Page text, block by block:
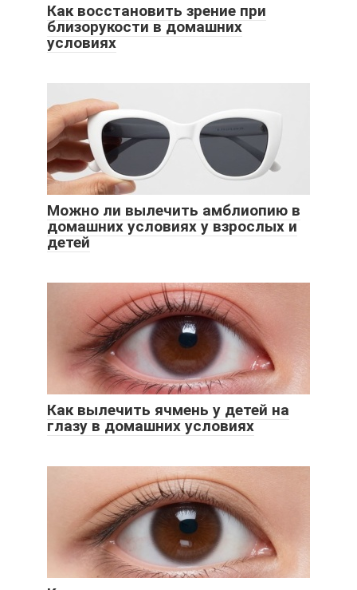
Как восстановить зрение при
близорукости в домашних
условиях
Можно ли вылечить амблиопию в
домашних условиях у взрослых и
детей
Как вылечить ячмень у детей на
глазу в домашних условиях